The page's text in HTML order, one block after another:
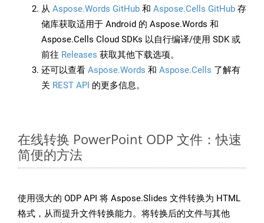
从 Aspose.Words GitHub 和 Aspose.Cells GitHub 存
储库获取适用于 Android 的 Aspose.Words 和
Aspose.Cells Cloud SDKs 以自行编译/使用 SDK 或
前往 Releases 获取其他下载选项。
还可以查看 Aspose.Words 和 Aspose.Cells 了解有
关 REST API 的更多信息。
在线转换 PowerPoint ODP 文件：快速
简便的方法
使用强大的 ODP API 将 Aspose.Slides 文件转换为 HTML
格式，从而提升文件转换能力。将转换后的文件与其他